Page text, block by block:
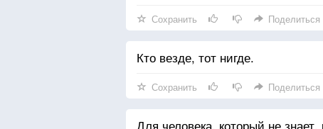
Сохранить Поделиться
Кто везде, тот нигде.
Сохранить Поделиться
Для человека, который не